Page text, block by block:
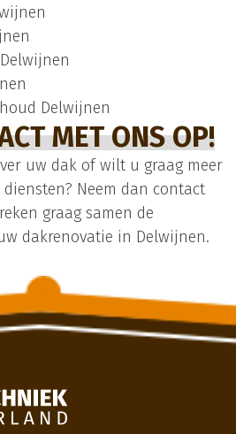
Delwijnen
MET ONS OP!
uw dak of wilt u graag meer
Neem dan contact
graag samen de
dakrenovatie in Delwijnen.